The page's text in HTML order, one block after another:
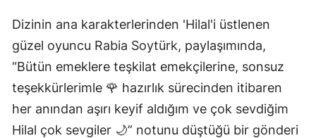
Kırşehir
Kocaeli
Konya
Dizinin ana karakterlerinden 'Hilal'i üstlenen
güzel oyuncu Rabia Soytürk, paylaşımında,
“Bütün emeklere teşkilat emekçilerine, sonsuz
teşekkürlerimle 🌹 hazırlık sürecinden itibaren
her anından aşırı keyif aldığım ve çok sevdiğim
Hilal çok sevgiler 🌙” notunu düştüğü bir gönderi